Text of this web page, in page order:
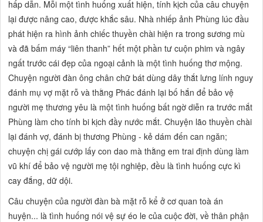
hấp dẫn. Mỗi một tình huống xuất hiện, tính kịch của câu chuyện
lại được nâng cao, được khắc sâu. Nhà nhiếp ảnh Phùng lúc đầu
phát hiện ra hình ảnh chiếc thuyền chài hiện ra trong sương mù
và đã bấm máy“liên thanh” hết một phần tư cuộn phim và ngây
ngất trước cái đẹp của ngoại cảnh là một tình huống thơ mộng.
Chuyện người đàn ông chân chữ bát dùng dây thắt lưng lính nguy
đánh mụ vợ mặt rỗ và thằng Phác đánh lạibố hắn để bảo vệ
người mẹ thương yêu là một tình huống bất ngờ diễn ra trước mắt
Phùng làm cho tính bi kịch đầy nước mắt. Chuyện lão thuyền chài
lại đánh vợ, đánh bị thương Phùng - kẻ dám đến can ngăn;
chuyện chị gái cướp lấy con dao mà thằng em trai định dùng làm
vũ khí để bảo vệ người mẹ tội nghiệp, đều là tình huống cực kì
cay đắng, dữ dội.
Câu chuyện của người đàn bà mặt rỗ kể ở cơ quan toà án
huyện... là tình huống nói vệ sự éo le của cuộc đời, về thân phận